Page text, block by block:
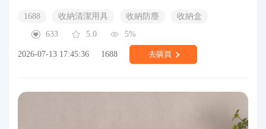
1688 收納清潔用具 收納防塵
收納盒
633
5.0 5%
2026-07-13 17:45:36 1688 去購買